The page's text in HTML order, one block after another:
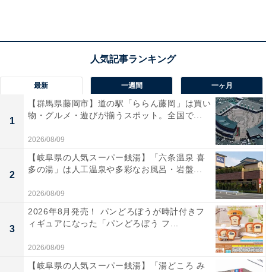
も滞在が楽しめます。
宿泊者の声には「露天深風呂が気持ちよかった」「食事
が美味しく、スタッフの対応も温かかった」というもの
が多く見られます。温泉と施設をゆったり使いたい人
や、海景＋癒しの時間を求める人におすすめの宿です。
最新 一週間 一ヶ月
1
【群馬県藤岡市】道の駅「ららん藤岡」は買い
物・グルメ・遊びが揃うスポット。全国で...
2026/08/09
2
【岐阜県の人気スーパー銭湯】「六条温泉 喜
多の湯」は人工温泉や多彩なお風呂・岩盤...
2026/08/09
3
2026年8月発売！ パンどろぼうが時計付きフ
ィギュアになった「パンどろぼう フ...
2026/08/09
【岐阜県の人気スーパー銭湯】「湯どころ み